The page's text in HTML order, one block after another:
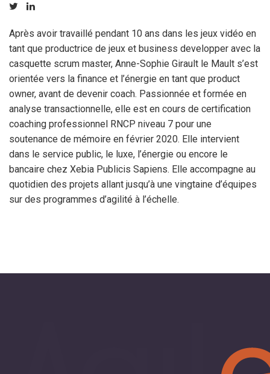
Après avoir travaillé pendant 10 ans dans les jeux vidéo en
tant que productrice de jeux et business developper avec la
casquette scrum master, Anne-Sophie Girault le Mault s’est
orientée vers la finance et l’énergie en tant que product
owner, avant de devenir coach. Passionnée et formée en
analyse transactionnelle, elle est en cours de certification
coaching professionnel RNCP niveau 7 pour une
soutenance de mémoire en février 2020. Elle intervient
dans le service public, le luxe, l’énergie ou encore le
bancaire chez Xebia Publicis Sapiens. Elle accompagne au
quotidien des projets allant jusqu’à une vingtaine d’équipes
sur des programmes d’agilité à l’échelle.